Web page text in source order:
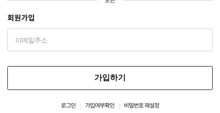
회원가입
가입하기
로그인 가입여부확인 비밀번호 재설정